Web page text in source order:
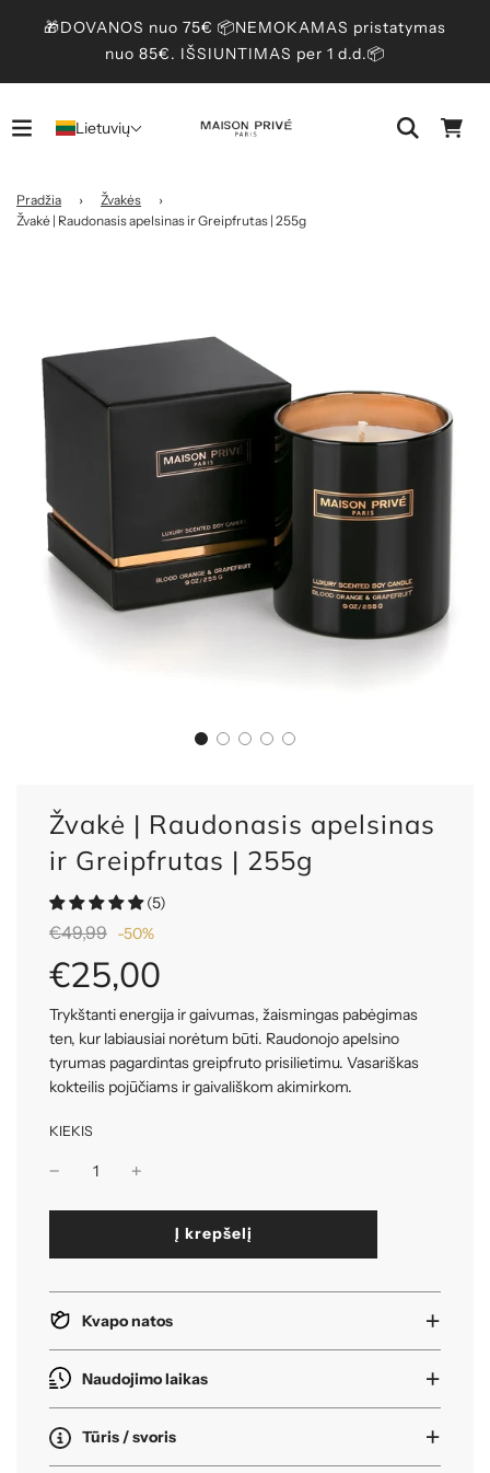
🎁DOVANOS nuo 75€ 📦NEMOKAMAS pristatymas
nuo 85€. IŠSIUNTIMAS per 1 d.d.📦
Lietuvių
Pradžia › Žvakės
›
Žvakė | Raudonasis apelsinas ir Greipfrutas | 255g
Žvakė | Raudonasis apelsinas
ir Greipfrutas | 255g
(5)
Nuolaida
€49,99 -50%Reguliari
€25,00
Trykštanti energija ir gaivumas, žaismingas pabėgimas
ten, kur labiausiai norėtum būti. Raudonojo apelsino
tyrumas pagardintas greipfruto prisilietimu. Vasariškas
kokteilis pojūčiams ir gaivališkom akimirkom.
KIEKIS
k
u
s
i
.
Į krepšelį
Kvapo natos
Naudojimo laikas
Tūris / svoris